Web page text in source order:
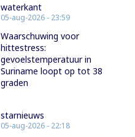
waterkant
05-aug-2026 - 23:59
Waarschuwing voor
hittestress:
gevoelstemperatuur in
Suriname loopt op tot 38
graden
starnieuws
05-aug-2026 - 22:18